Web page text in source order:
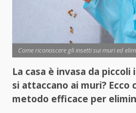
Come riconoscere gli insetti sui muri ed
La casa è invasa da
si attaccano ai muri? Ecco
metodo efficace per